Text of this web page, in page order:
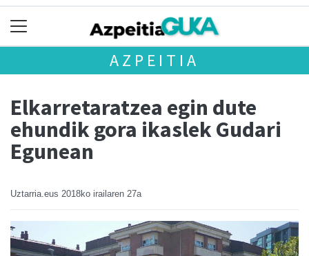
AZPEITIA
Elkarretaratzea egin dute
ehundik gora ikaslek Gudari
Egunean
Uztarria.eus 2018ko irailaren 27a